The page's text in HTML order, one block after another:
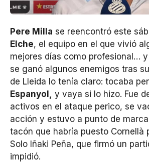
Pere Milla se reencontró este
Elche, el equipo en el que vivió
mejores días como profesional…
se ganó algunos enemigos tras
de Lleida lo tenía claro: tocaba
Espanyol, y vaya si lo hizo. Fue
activos en el ataque perico, se
acción y estuvo a punto de
tacón que habría puesto Cornellà
Solo Iñaki Peña, que firmó un
impidió.